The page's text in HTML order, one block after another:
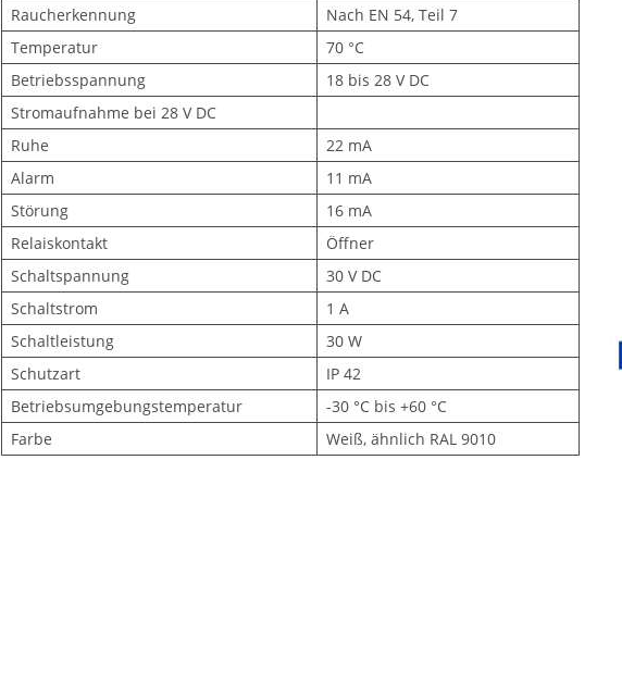
Raucherkennung
Nach EN 54, Teil 7
Temperatur
70 °C
Betriebsspannung
18 bis 28 V DC
Stromaufnahme bei 28 V DC
Ruhe
22 mA
Alarm
11 mA
Störung
16 mA
Relaiskontakt
Öffner
Schaltspannung
30 V DC
Schaltstrom
1 A
Schaltleistung
30 W
Schutzart
IP 42
Betriebsumgebungstemperatur
-30 °C bis +60 °C
Farbe
Weiß, ähnlich RAL 9010